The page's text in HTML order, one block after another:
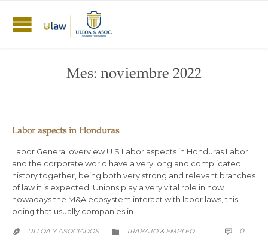
Mes: noviembre 2022
Labor aspects in Honduras
Labor General overview U.S Labor aspects in Honduras Labor
and the corporate world have a very long and complicated
history together, being both very strong and relevant branches
of law it is expected. Unions play a very vital role in how
nowadays the M&A ecosystem interact with labor laws, this
being that usually companies in…
 ULLOA Y ASOCIADOS  CATEGORY
TRABAJO & EMPLEO  0